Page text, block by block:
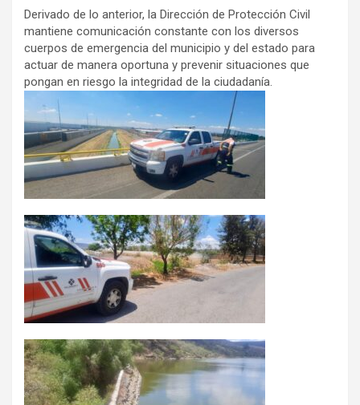
Derivado de lo anterior, la Dirección de Protección Civil
mantiene comunicación constante con los diversos
cuerpos de emergencia del municipio y del estado para
actuar de manera oportuna y prevenir situaciones que
pongan en riesgo la integridad de la ciudadanía.